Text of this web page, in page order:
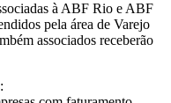
à ABF Rio e ABF
pela área de Varejo
associados receberão
: